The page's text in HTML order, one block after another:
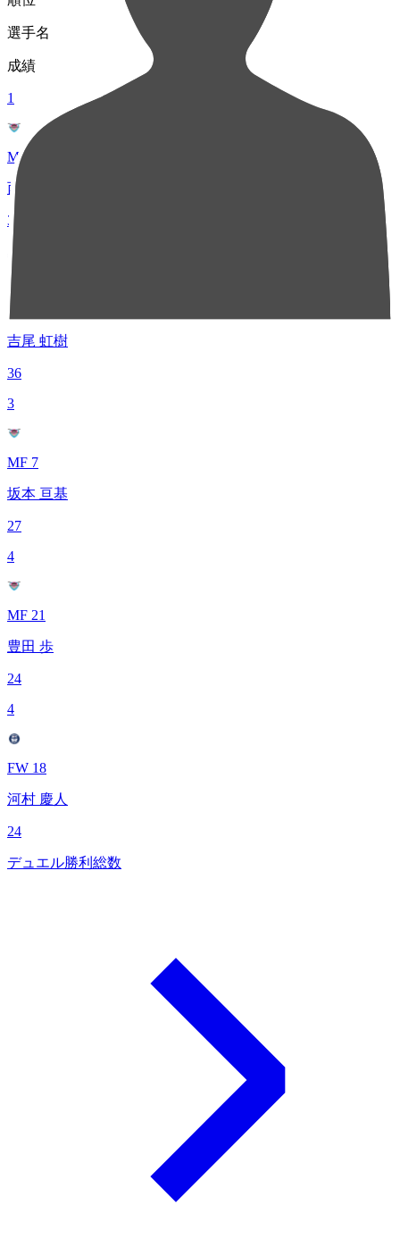
選手名
成績
1
MF 16
西澤 健太
37
2
MF 14
吉尾 虹樹
36
3
MF 7
坂本 亘基
27
4
MF 21
豊田 歩
24
4
FW 18
河村 慶人
24
デュエル勝利総数